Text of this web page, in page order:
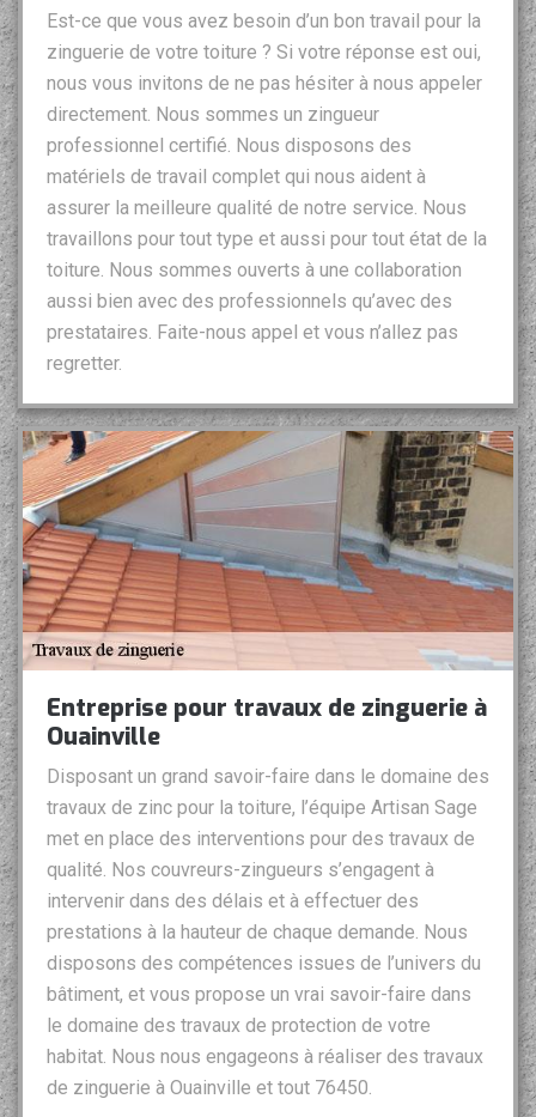
Est-ce que vous avez besoin d’un bon travail pour la
zinguerie de votre toiture ? Si votre réponse est oui,
nous vous invitons de ne pas hésiter à nous appeler
directement. Nous sommes un zingueur
professionnel certifié. Nous disposons des
matériels de travail complet qui nous aident à
assurer la meilleure qualité de notre service. Nous
travaillons pour tout type et aussi pour tout état de la
toiture. Nous sommes ouverts à une collaboration
aussi bien avec des professionnels qu’avec des
prestataires. Faite-nous appel et vous n’allez pas
regretter.
Entreprise pour travaux de zinguerie à
Ouainville
Disposant un grand savoir-faire dans le domaine des
travaux de zinc pour la toiture, l’équipe Artisan Sage
met en place des interventions pour des travaux de
qualité. Nos couvreurs-zingueurs s’engagent à
intervenir dans des délais et à effectuer des
prestations à la hauteur de chaque demande. Nous
disposons des compétences issues de l’univers du
bâtiment, et vous propose un vrai savoir-faire dans
le domaine des travaux de protection de votre
habitat. Nous nous engageons à réaliser des travaux
de zinguerie à Ouainville et tout 76450.